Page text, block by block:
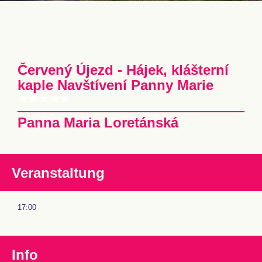
Červený Újezd - Hájek, klášterní
kaple Navštívení Panny Marie
Panna Maria Loretánská
Veranstaltung
17:00
Info